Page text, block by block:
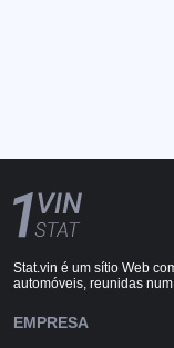
Stat.vin é um sítio Web
automóveis, reunidas
EMPRESA